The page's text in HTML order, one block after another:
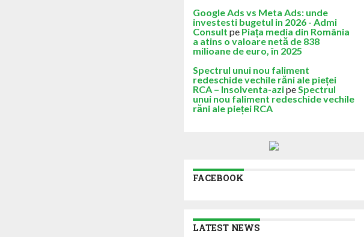
Google Ads vs Meta Ads: unde
investesti bugetul in 2026 - Admi
Consult pe Piața media din România
a atins o valoare netă de 838
milioane de euro, în 2025
Spectrul unui nou faliment
redeschide vechile răni ale pieței
RCA – Insolventa-azipeSpectrul
unui nou faliment redeschide vechile
răni ale pieței RCA
FACEBOOK
LATEST NEWS